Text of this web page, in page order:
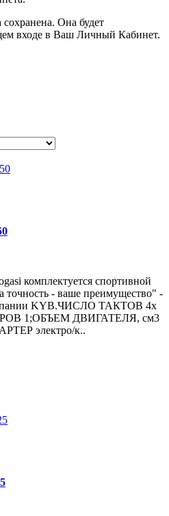
Она будет
входе в Ваш Личный Кабинет.
комплектуется спортивной
- ваше преимущество" -
KYB.ЧИСЛО ТАКТОВ 4х
1;ОБЪЕМ ДВИГАТЕЛЯ, см3
электро/к..